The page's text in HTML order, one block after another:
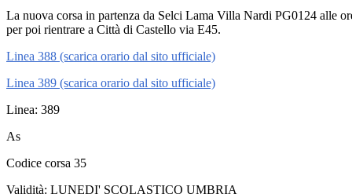
La nuova corsa in partenza da Selci Lama Villa Nardi PG0124 alle
per poi rientrare a Città di Castello via E45.
Linea 388 (scarica orario dal sito ufficiale)
Linea 389 (scarica orario dal sito ufficiale)
Linea: 389
As
Codice corsa 35
Validità: LUNEDI' SCOLASTICO UMBRIA